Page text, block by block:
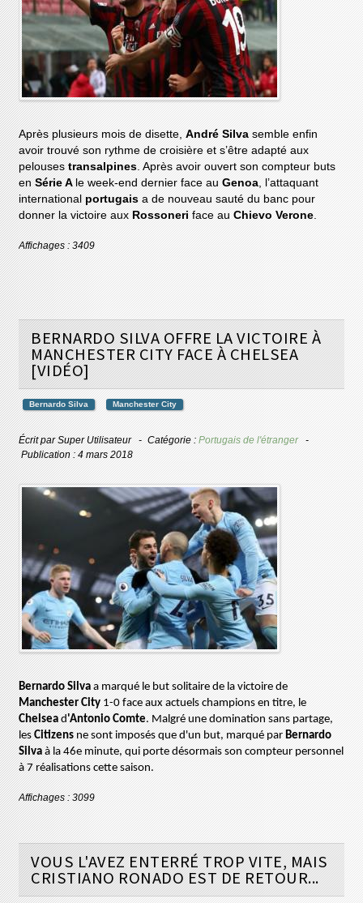
Après plusieurs mois de disette,André Silva semble enfin
avoir trouvé son rythme de croisière et s’être adapté aux
pelousestransalpines. Après avoir ouvert son compteur buts
enSérie A le week-end dernier face auGenoa, l’attaquant
internationalportugaisa de nouveau sauté du banc pour
donner la victoire aux Rossoneriface auChievo Verone.
Affichages : 3409
BERNARDO SILVA OFFRE LA VICTOIRE À
MANCHESTER CITY FACE À CHELSEA
[VIDÉO]
Bernardo Silva Manchester City
Écrit parSuper Utilisateur Catégorie :Portugais de l'étranger
Publication : 4 mars 2018
Bernardo Silva a marqué le but solitaire de la victoire de
Manchester City 1-0 face aux actuels champions en titre, le
Chelsead'Antonio Comte. Malgré une domination sans partage,
lesCitizens ne sont imposés que d'un but, marqué parBernardo
Silvaà la 46e minute, qui porte désormais son compteur personnel
à 7 réalisations cette saison.
Affichages : 3099
VOUS L'AVEZ ENTERRÉ TROP VITE, MAIS
CRISTIANO RONADO EST DE RETOUR...